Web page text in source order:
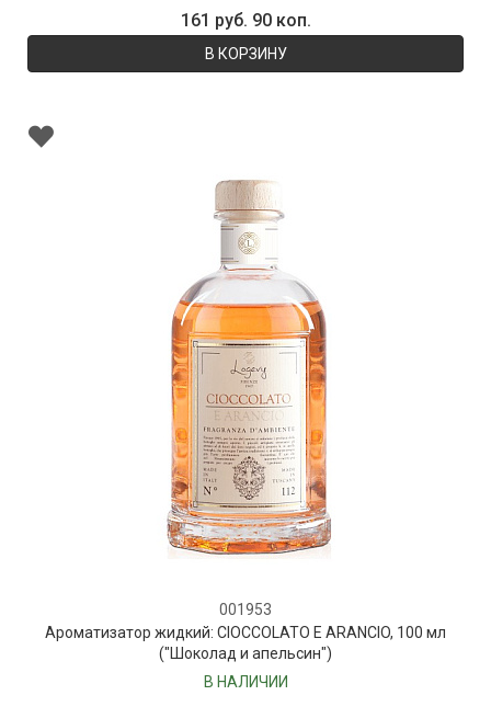
161 руб. 90 коп.
В КОРЗИНУ
001953
Ароматизатор жидкий: CIOCCOLATO E ARANCIO, 100 мл
("Шоколад и апельсин")
В НАЛИЧИИ